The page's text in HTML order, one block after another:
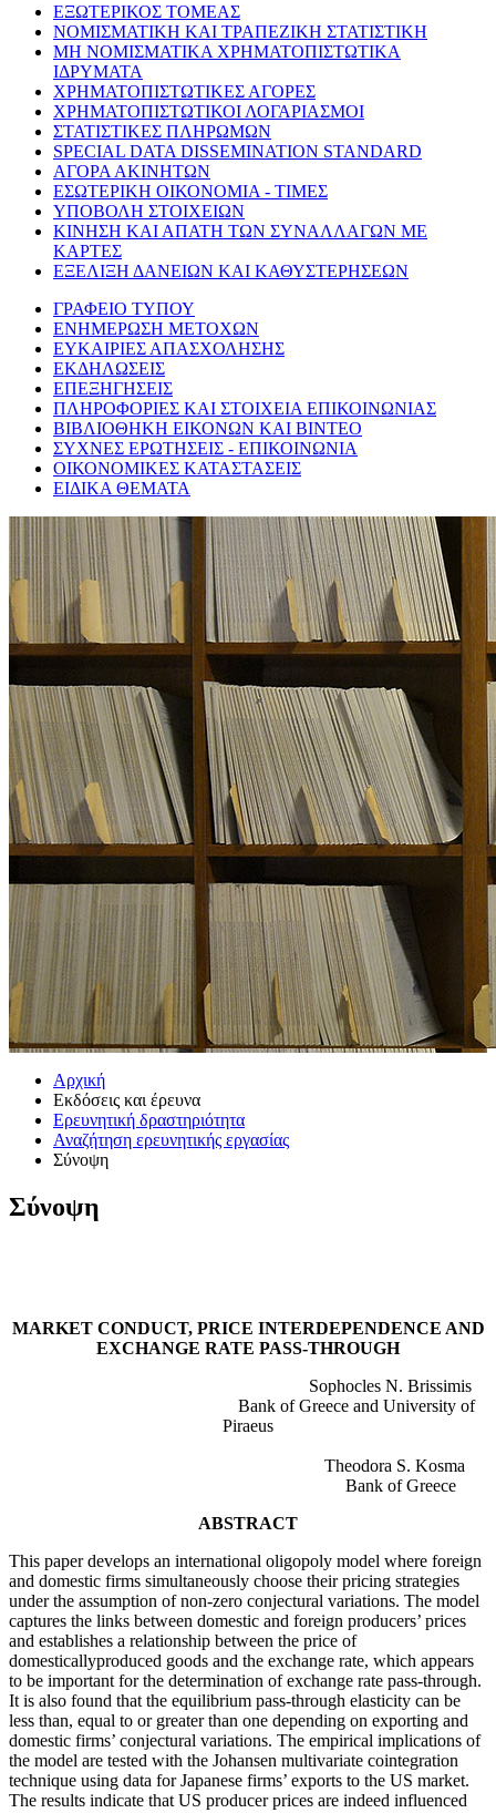
ΕΞΩΤΕΡΙΚΟΣ ΤΟΜΕΑΣ
ΝΟΜΙΣΜΑΤΙΚΗ ΚΑΙ ΤΡΑΠΕΖΙΚΗ ΣΤΑΤΙΣΤΙΚΗ
ΜΗ ΝΟΜΙΣΜΑΤΙΚΑ ΧΡΗΜΑΤΟΠΙΣΤΩΤΙΚΑ
ΙΔΡΥΜΑΤΑ
ΧΡΗΜΑΤΟΠΙΣΤΩΤΙΚΕΣ ΑΓΟΡΕΣ
ΧΡΗΜΑΤΟΠΙΣΤΩΤΙΚΟΙ ΛΟΓΑΡΙΑΣΜΟΙ
ΣΤΑΤΙΣΤΙΚΕΣ ΠΛΗΡΩΜΩΝ
SPECIAL DATA DISSEMINATION STANDARD
ΑΓΟΡΑ ΑΚΙΝΗΤΩΝ
ΕΣΩΤΕΡΙΚΗ ΟΙΚΟΝΟΜΙΑ - ΤΙΜΕΣ
ΥΠΟΒΟΛΗ ΣΤΟΙΧΕΙΩΝ
ΚΙΝΗΣΗ ΚΑΙ ΑΠΑΤΗ ΤΩΝ ΣΥΝΑΛΛΑΓΩΝ ΜΕ
ΚΑΡΤΕΣ
ΕΞΕΛΙΞΗ ΔΑΝΕΙΩΝ ΚΑΙ ΚΑΘΥΣΤΕΡΗΣΕΩΝ
ΓΡΑΦΕΙΟ ΤΥΠΟΥ
ΕΝΗΜΕΡΩΣΗ ΜΕΤΟΧΩΝ
ΕΥΚΑΙΡΙΕΣ ΑΠΑΣΧΟΛΗΣΗΣ
ΕΚΔΗΛΩΣΕΙΣ
ΕΠΕΞΗΓΗΣΕΙΣ
ΠΛΗΡΟΦΟΡΙΕΣ ΚΑΙ ΣΤΟΙΧΕΙΑ ΕΠΙΚΟΙΝΩΝΙΑΣ
ΒΙΒΛΙΟΘΗΚΗ ΕΙΚΟΝΩΝ ΚΑΙ ΒΙΝΤΕΟ
ΣΥΧΝΕΣ ΕΡΩΤΗΣΕΙΣ - ΕΠΙΚΟΙΝΩΝΙΑ
ΟΙΚΟΝΟΜΙΚΕΣ ΚΑΤΑΣΤΑΣΕΙΣ
ΕΙΔΙΚΑ ΘΕΜΑΤΑ
Αρχική
Εκδόσεις και έρευνα
Ερευνητική δραστηριότητα
Αναζήτηση ερευνητικής εργασίας
Σύνοψη
Σύνοψη
MARKET CONDUCT, PRICE INTERDEPENDENCE AND
EXCHANGE RATE PASS-THROUGH
Sophocles N. Brissimis
Bank of Greece and University of
Piraeus
Theodora S. Kosma
Bank of Greece
ABSTRACT
This paper develops an international oligopoly model where foreign
and domestic firms simultaneously choose their pricing strategies
under the assumption of non-zero conjectural variations. The model
captures the links between domestic and foreign producers’ prices
and establishes a relationship between the price of
domesticallyproduced goods and the exchange rate, which appears
to be important for the determination of exchange rate pass-through.
It is also found that the equilibrium pass-through elasticity can be
less than, equal to or greater than one depending on exporting and
domestic firms’ conjectural variations. The empirical implications of
the model are tested with the Johansen multivariate cointegration
technique using data for Japanese firms’ exports to the US market.
The results indicate that US producer prices are indeed influenced